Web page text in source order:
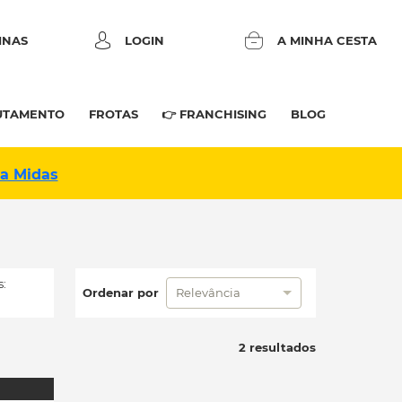
LOGIN A MINHA CESTA
FROTAS 👉 FRANCHISING BLOG
Midas
Ordenar por Relevância
2 resultados